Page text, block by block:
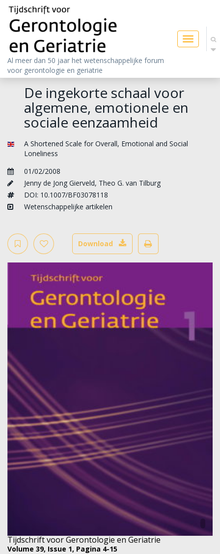
Toggle
navigation
Al meer dan 50 jaar het wetenschappelijke forum
voor gerontologie en geriatrie
De ingekorte schaal voor
algemene, emotionele en
sociale eenzaamheid
A Shortened Scale for Overall, Emotional and Social
Loneliness
01/02/2008
Jenny de Jong Gierveld, Theo G. van Tilburg
DOI: 10.1007/BF03078118
Wetenschappelijke artikelen
Download
Tijdschrift voor Gerontologie en Geriatrie
Volume 39, Issue 1, Pagina 4-15